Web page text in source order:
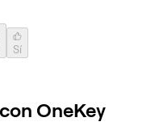
Sí
OneKey